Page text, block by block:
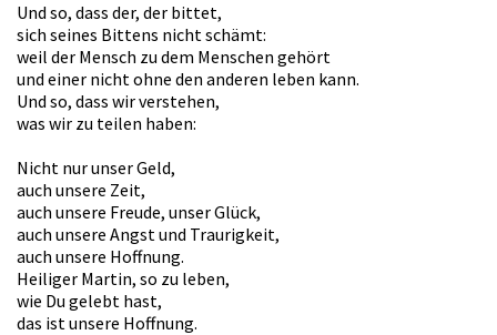
Und so, dass der, der bittet,
sich seines Bittens nicht schämt:
weil der Mensch zu dem Menschen gehört
und einer nicht ohne den anderen leben kann.
Und so, dass wir verstehen,
was wir zu teilen haben:
Nicht nur unser Geld,
auch unsere Zeit,
auch unsere Freude, unser Glück,
auch unsere Angst und Traurigkeit,
auch unsere Hoffnung.
Heiliger Martin, so zu leben,
wie Du gelebt hast,
das ist unsere Hoffnung.